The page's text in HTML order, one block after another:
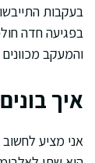
בעקבות
בפגיעה חדה
והמעקב
איך
אני מציע